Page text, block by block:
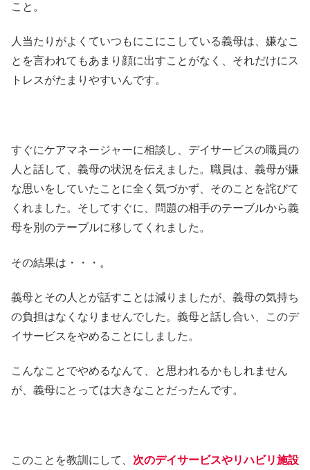
こと。
人当たりがよくていつもにこにこしている義母は、嫌なこ
とを言われてもあまり顔に出すことがなく、それだけにス
トレスがたまりやすいんです。
すぐにケアマネージャーに相談し、デイサービスの職員の
人と話して、義母の状況を伝えました。職員は、義母が嫌
な思いをしていたことに全く気づかず、そのことを詫びて
くれました。そしてすぐに、問題の相手のテーブルから義
母を別のテーブルに移してくれました。
その結果は・・・。
義母とその人とが話すことは減りましたが、義母の気持ち
の負担はなくなりませんでした。義母と話し合い、このデ
イサービスをやめることにしました。
こんなことでやめるなんて、と思われるかもしれません
が、義母にとっては大きなことだったんです。
このことを教訓にして、 次のデイサービスやリハビリ施設